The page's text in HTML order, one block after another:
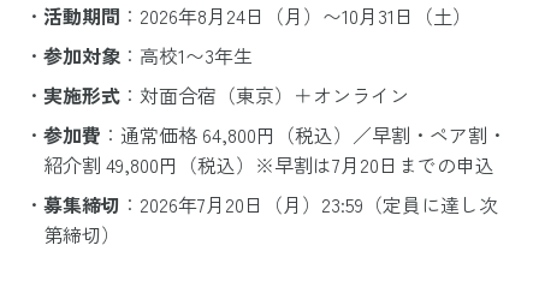
活動期間 ：2026年8月24日（月）〜10月31日（土）
参加対象 ：高校1〜3年生
実施形式 ：対面合宿（東京）＋オンライン
参加費 ：通常価格 64,800円（税込）／早割・ペア割・
紹介割 49,800円（税込）※早割は7月20日までの申込
募集締切 ：2026年7月20日（月）23:59（定員に達し次
第締切）